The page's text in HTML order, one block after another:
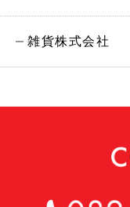
雑貨株式会社